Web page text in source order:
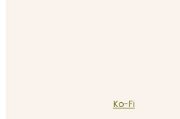
Ko-Fi